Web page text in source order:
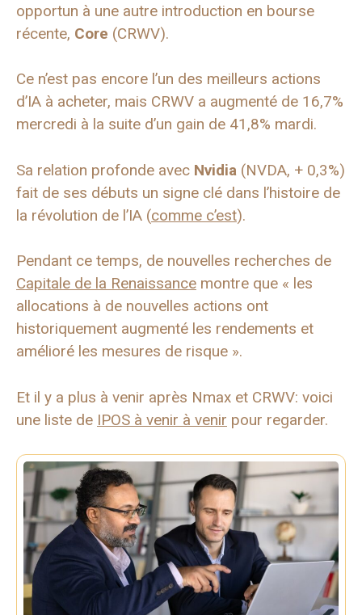
opportun à une autre introduction en bourse
récente, Core (CRWV).
Ce n’est pas encore l’un des meilleurs actions
d’IA à acheter, mais CRWV a augmenté de 16,7%
mercredi à la suite d’un gain de 41,8% mardi.
Sa relation profonde avec Nvidia (NVDA, + 0,3%)
fait de ses débuts un signe clé dans l’histoire de
la révolution de l’IA (comme c’est).
Pendant ce temps, de nouvelles recherches de
Capitale de la Renaissance montre que « les
allocations à de nouvelles actions ont
historiquement augmenté les rendements et
amélioré les mesures de risque ».
Et il y a plus à venir après Nmax et CRWV: voici
une liste de IPOS à venir à venir pour regarder.